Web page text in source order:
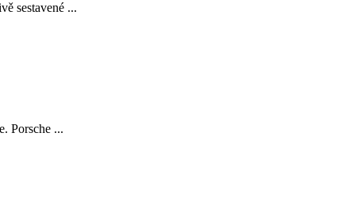
sestavené ...
Porsche ...